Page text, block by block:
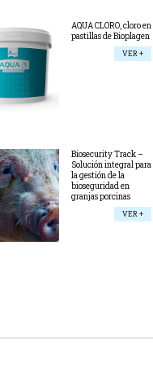
AQUA CLORO, cloro en
pastillas de Bioplagen
VER +
Biosecurity Track –
Solución integral para
la gestión de la
bioseguridad en
granjas porcinas
VER +